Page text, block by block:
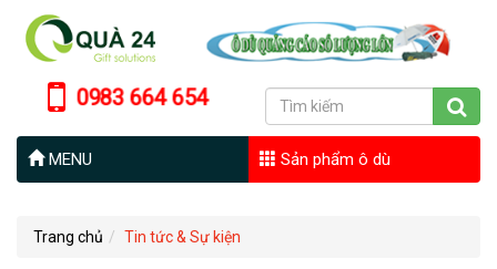
0983 664 654
MENU Sản phẩm ô dù
Trang chủ Tin tức & Sự kiện